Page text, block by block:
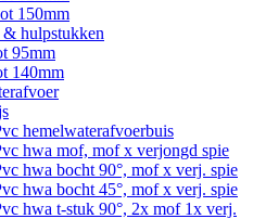
150mm
hulpstukken
95mm
140mm
hemelwaterafvoerbuis
hwa mof, mof x verjongd spie
hwa bocht 90°, mof x verj. spie
hwa bocht 45°, mof x verj. spie
hwa t-stuk 90°, 2x mof 1x verj.